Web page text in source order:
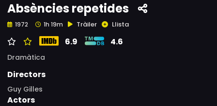
Absències repetides
1972 1h 19m Tràiler Llista
6.9 4.6
Dramàtica
Directors
Guy Gilles
Actors